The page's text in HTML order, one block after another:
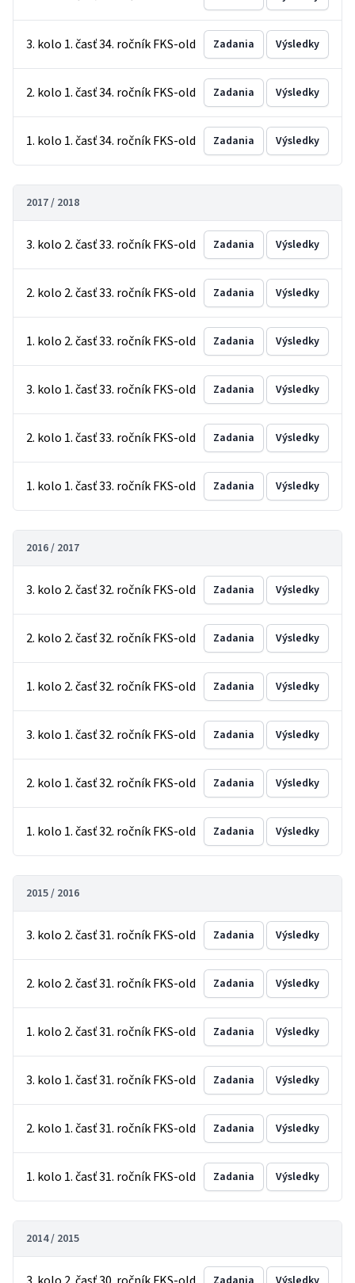
3. kolo 1. časť 34. ročník FKS-old Zadania Výsledky
2. kolo 1. časť 34. ročník FKS-old Zadania Výsledky
1. kolo 1. časť 34. ročník FKS-old Zadania Výsledky
2017 / 2018
3. kolo 2. časť 33. ročník FKS-old Zadania Výsledky
2. kolo 2. časť 33. ročník FKS-old Zadania Výsledky
1. kolo 2. časť 33. ročník FKS-old Zadania Výsledky
3. kolo 1. časť 33. ročník FKS-old Zadania Výsledky
2. kolo 1. časť 33. ročník FKS-old Zadania Výsledky
1. kolo 1. časť 33. ročník FKS-old Zadania Výsledky
2016 / 2017
3. kolo 2. časť 32. ročník FKS-old Zadania Výsledky
2. kolo 2. časť 32. ročník FKS-old Zadania Výsledky
1. kolo 2. časť 32. ročník FKS-old Zadania Výsledky
3. kolo 1. časť 32. ročník FKS-old Zadania Výsledky
2. kolo 1. časť 32. ročník FKS-old Zadania Výsledky
1. kolo 1. časť 32. ročník FKS-old Zadania Výsledky
2015 / 2016
3. kolo 2. časť 31. ročník FKS-old Zadania Výsledky
2. kolo 2. časť 31. ročník FKS-old Zadania Výsledky
1. kolo 2. časť 31. ročník FKS-old Zadania Výsledky
3. kolo 1. časť 31. ročník FKS-old Zadania Výsledky
2. kolo 1. časť 31. ročník FKS-old Zadania Výsledky
1. kolo 1. časť 31. ročník FKS-old Zadania Výsledky
2014 / 2015